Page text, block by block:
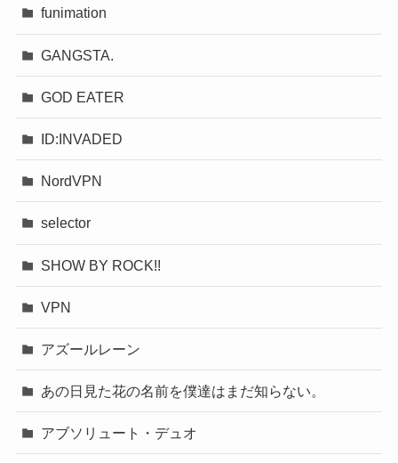
funimation
GANGSTA.
GOD EATER
ID:INVADED
NordVPN
selector
SHOW BY ROCK!!
VPN
アズールレーン
あの日見た花の名前を僕達はまだ知らない。
アブソリュート・デュオ